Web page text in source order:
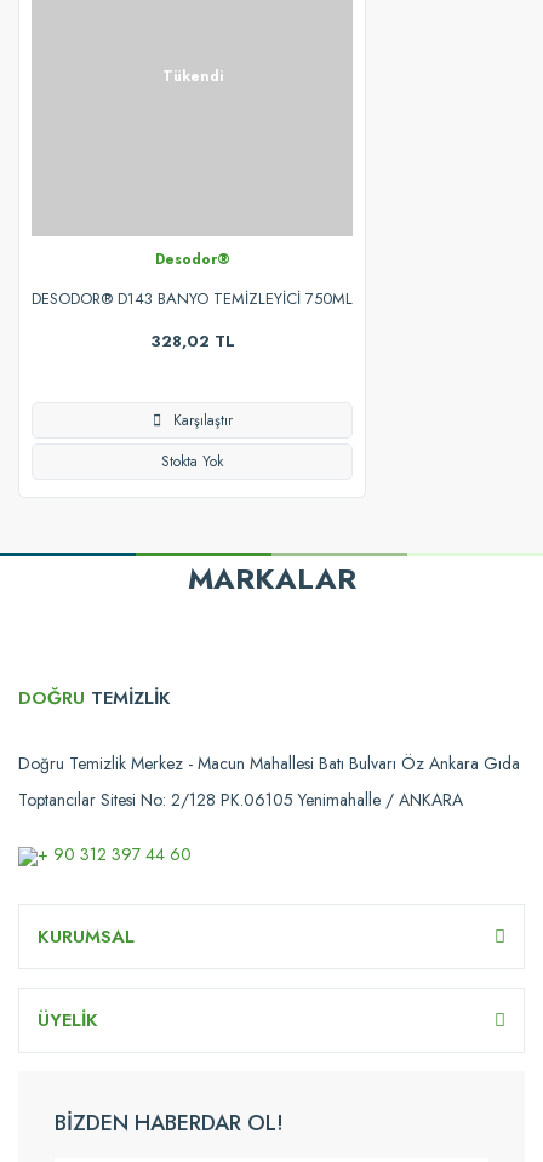
Tükendi
Desodor®
DESODOR® D143 BANYO TEMİZLEYİCİ 750ML
328,02 TL
Karşılaştır
Stokta Yok
MARKALAR
DOĞRU TEMİZLİK
Doğru Temizlik Merkez - Macun Mahallesi Batı Bulvarı Öz Ankara Gıda
Toptancılar Sitesi No: 2/128 PK.06105 Yenimahalle / ANKARA
+ 90 312 397 44 60
KURUMSAL
ÜYELİK
BİZDEN HABERDAR OL!